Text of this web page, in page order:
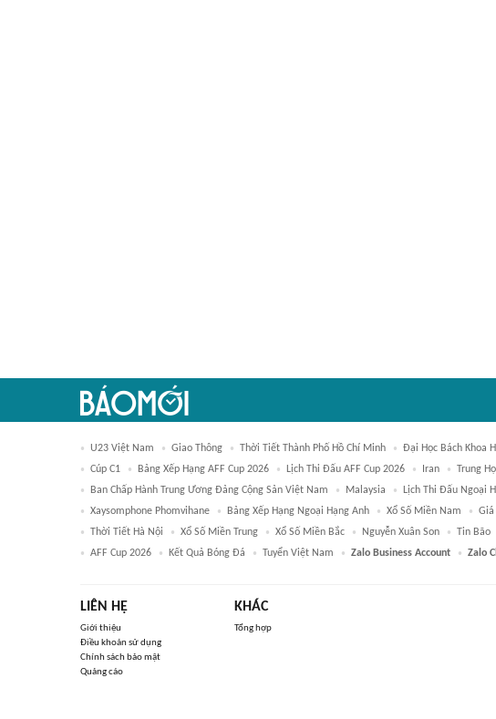
U23 Việt Nam Giao Thông Thời Tiết Thành Phố Hồ Chí Minh Đại Học Bách Khoa
Cúp C1
Bảng Xếp Hạng AFF Cup 2026 Lịch Thi Đấu AFF Cup 2026 Iran Trung
Ban Chấp Hành Trung Ương Đảng Cộng Sản Việt Nam
Malaysia Lịch Thi Đấu Ngoại
Xaysomphone Phomvihane
Bảng Xếp Hạng Ngoại Hạng Anh Xổ Số Miền Nam Giá
Thời Tiết Hà Nội
Xổ Số Miền Trung Xổ Số Miền Bắc Nguyễn Xuân Son Tin Bão
AFF Cup 2026
Kết Quả Bóng Đá Tuyển Việt Nam Zalo Business Account Zalo
LIÊN HỆ
Giới thiệu
Điều khoản sử dụng
Chính sách bảo mật
Quảng cáo
KHÁC
Tổng hợp